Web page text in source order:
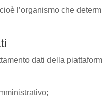
l’organismo che
dati della